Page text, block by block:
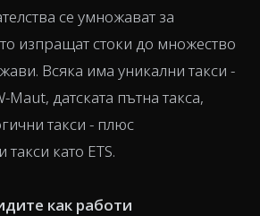
се умножават за
изпращат стоки до множество
Всяка има уникални такси -
Maut, датската пътна такса,
такси - плюс
като ETS.
как работи